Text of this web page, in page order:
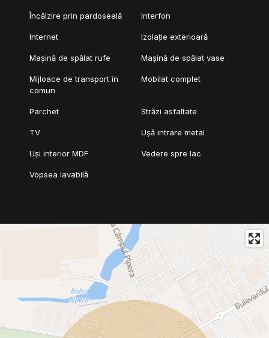
Încălzire prin pardoseală Interfon
Internet Izolație exterioară
Mașină de spălat rufe Mașină de spălat vase
Mijloace de transport în
comun
Mobilat complet
Parchet Străzi asfaltate
TV Ușă intrare metal
Uși interior MDF Vedere spre lac
Vopsea lavabilă